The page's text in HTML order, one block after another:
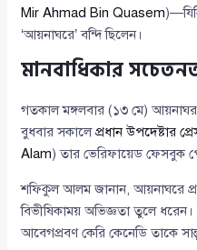
Mir Ahmad Bin Quasem
‘আয়নাঘরে’ বন্দি ছিলেন।
মানবাধিকার
গতকাল মঙ্গলবার (১৩ মে)
বুধবার সকালেপ্রধান উপদেষ্টার
Alam) তার ভেরিফায়েড ফেসবুক
শফিকুল আলম জানান, আয়নাঘরে
বিভীষিকাময় অভিজ্ঞতা তুলে
আবেগপ্রবণ কেরি কেনেডি তাকে